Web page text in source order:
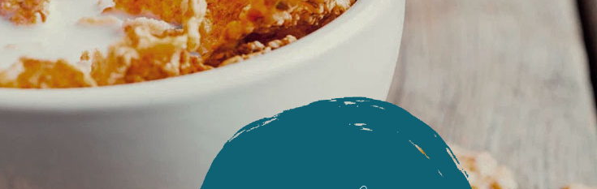
Sopas e Cremes Temperos Food Service